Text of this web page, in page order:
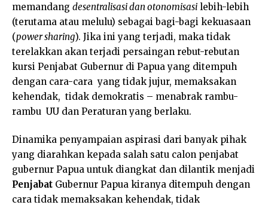
memandang desentralisasi dan otonomisasi lebih-lebih
(terutama atau melulu) sebagai bagi-bagi kekuasaan
(power sharing). Jika ini yang terjadi, maka tidak
terelakkan akan terjadi persaingan rebut-rebutan
kursi Penjabat Gubernur di Papua yang ditempuh
dengan cara-cara yang tidak jujur, memaksakan
kehendak, tidak demokratis – menabrak rambu-
rambu UU dan Peraturan yang berlaku.
Dinamika penyampaian aspirasi dari banyak pihak
yang diarahkan kepada salah satu calon penjabat
gubernur Papua untuk diangkat dan dilantik menjadi
Penjabat Gubernur Papua kiranya ditempuh dengan
cara tidak memaksakan kehendak, tidak